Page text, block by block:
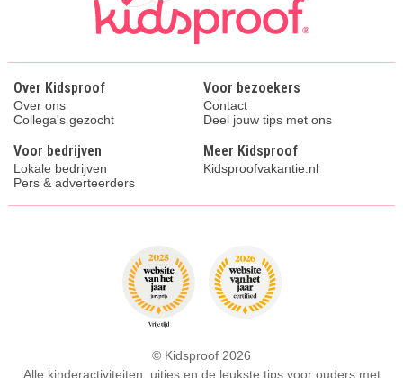
Over Kidsproof
Over ons
Collega's gezocht
Voor bezoekers
Contact
Deel jouw tips met ons
Voor bedrijven
Lokale bedrijven
Pers & adverteerders
Meer Kidsproof
Kidsproofvakantie.nl
© Kidsproof 2026
Alle kinderactiviteiten, uitjes en de leukste tips voor ouders met